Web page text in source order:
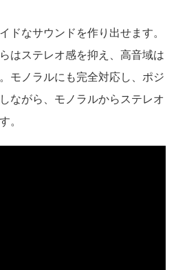
ドなサウンドを作り出せます。
はステレオ感を抑え、高音域は
モノラルにも完全対応し、ポジ
ながら、モノラルからステレオ
。